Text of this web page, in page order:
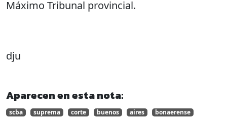
Máximo Tribunal provincial.
dju
Aparecen en esta nota:
scba suprema corte buenos aires
bonaerense